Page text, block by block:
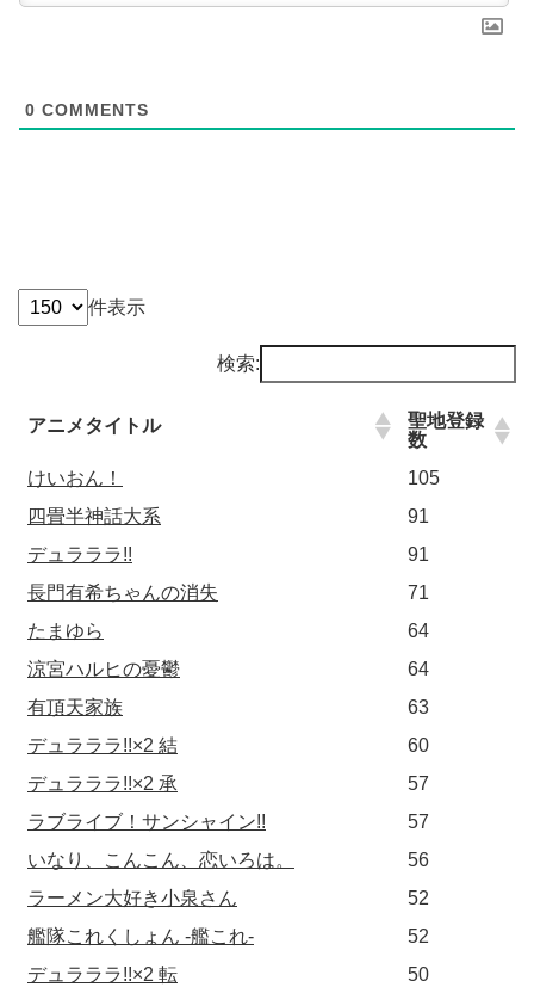
0 COMMENTS
件表示
検索:
アニメタイトル
聖地登録
数
けいおん！
105
四畳半神話大系
91
デュラララ!!
91
長門有希ちゃんの消失
71
たまゆら
64
涼宮ハルヒの憂鬱
64
有頂天家族
63
デュラララ!!×2 結
60
デュラララ!!×2 承
57
ラブライブ！サンシャイン!!
57
いなり、こんこん、恋いろは。
56
ラーメン大好き小泉さん
52
艦隊これくしょん -艦これ-
52
デュラララ!!×2 転
50